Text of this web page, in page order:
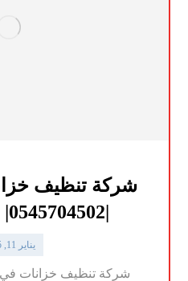
شركة تنظيف
|0545704502| عزل وتعقيم
يناير 11, 2025
شركة تنظيف خزانات